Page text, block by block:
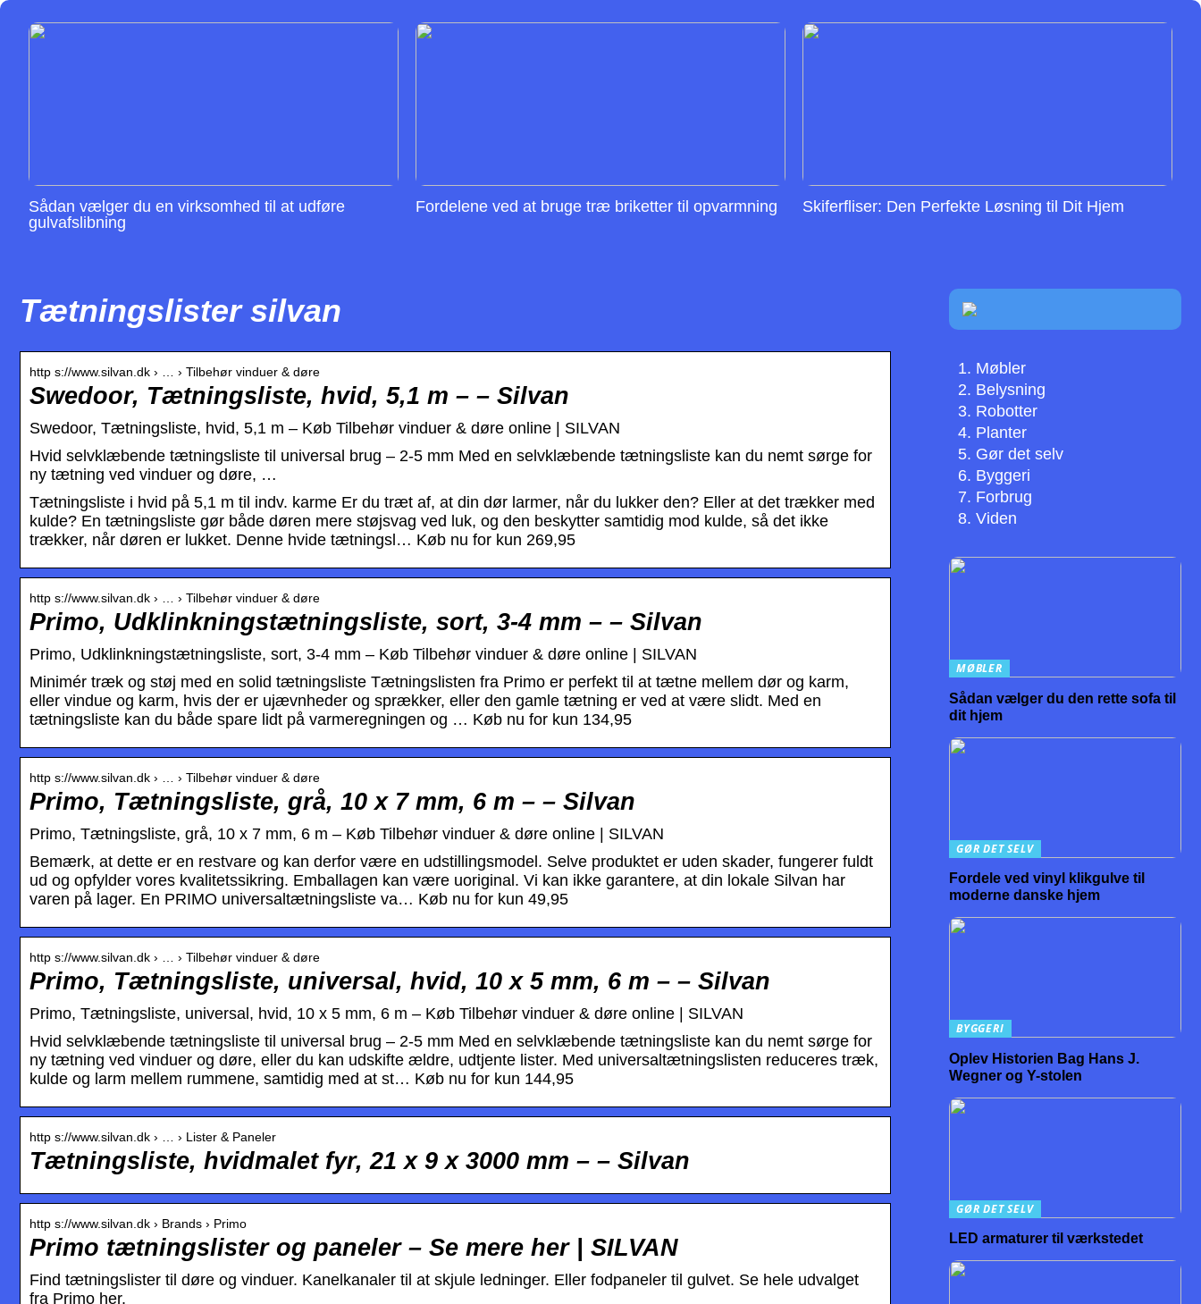
Sådan vælger du en virksomhed til at udføre
gulvafslibning
Fordelene ved at bruge træ briketter til opvarmning Skiferfliser: Den Perfekte Løsning til Dit Hjem
Tætningslister silvan
http s://www.silvan.dk › … › Tilbehør vinduer & døre
Swedoor, Tætningsliste, hvid, 5,1 m – – Silvan
Swedoor, Tætningsliste, hvid, 5,1 m – Køb Tilbehør vinduer & døre online | SILVAN
Hvid selvklæbende tætningsliste til universal brug – 2-5 mm Med en selvklæbende tætningsliste kan du nemt sørge for
ny tætning ved vinduer og døre, …
Tætningsliste i hvid på 5,1 m til indv. karme Er du træt af, at din dør larmer, når du lukker den? Eller at det trækker med
kulde? En tætningsliste gør både døren mere støjsvag ved luk, og den beskytter samtidig mod kulde, så det ikke
trækker, når døren er lukket. Denne hvide tætningsl… Køb nu for kun 269,95
http s://www.silvan.dk › … › Tilbehør vinduer & døre
Primo, Udklinkningstætningsliste, sort, 3-4 mm – – Silvan
Primo, Udklinkningstætningsliste, sort, 3-4 mm – Køb Tilbehør vinduer & døre online | SILVAN
Minimér træk og støj med en solid tætningsliste Tætningslisten fra Primo er perfekt til at tætne mellem dør og karm,
eller vindue og karm, hvis der er ujævnheder og sprækker, eller den gamle tætning er ved at være slidt. Med en
tætningsliste kan du både spare lidt på varmeregningen og … Køb nu for kun 134,95
http s://www.silvan.dk › … › Tilbehør vinduer & døre
Primo, Tætningsliste, grå, 10 x 7 mm, 6 m – – Silvan
Primo, Tætningsliste, grå, 10 x 7 mm, 6 m – Køb Tilbehør vinduer & døre online | SILVAN
Bemærk, at dette er en restvare og kan derfor være en udstillingsmodel. Selve produktet er uden skader, fungerer fuldt
ud og opfylder vores kvalitetssikring. Emballagen kan være uoriginal. Vi kan ikke garantere, at din lokale Silvan har
varen på lager. En PRIMO universaltætningsliste va… Køb nu for kun 49,95
http s://www.silvan.dk › … › Tilbehør vinduer & døre
Primo, Tætningsliste, universal, hvid, 10 x 5 mm, 6 m – – Silvan
Primo, Tætningsliste, universal, hvid, 10 x 5 mm, 6 m – Køb Tilbehør vinduer & døre online | SILVAN
Hvid selvklæbende tætningsliste til universal brug – 2-5 mm Med en selvklæbende tætningsliste kan du nemt sørge for
ny tætning ved vinduer og døre, eller du kan udskifte ældre, udtjente lister. Med universaltætningslisten reduceres træk,
kulde og larm mellem rummene, samtidig med at st… Køb nu for kun 144,95
http s://www.silvan.dk › … › Lister & Paneler
Tætningsliste, hvidmalet fyr, 21 x 9 x 3000 mm – – Silvan
http s://www.silvan.dk › Brands › Primo
Primo tætningslister og paneler – Se mere her | SILVAN
Find tætningslister til døre og vinduer. Kanelkanaler til at skjule ledninger. Eller fodpaneler til gulvet. Se hele udvalget
fra Primo her.
Møbler
Belysning
Robotter
Planter
Gør det selv
Byggeri
Forbrug
Viden
MØBLER
Sådan vælger du den rette sofa til
dit hjem
GØR DET SELV
Fordele ved vinyl klikgulve til
moderne danske hjem
BYGGERI
Oplev Historien Bag Hans J.
Wegner og Y-stolen
GØR DET SELV
LED armaturer til værkstedet